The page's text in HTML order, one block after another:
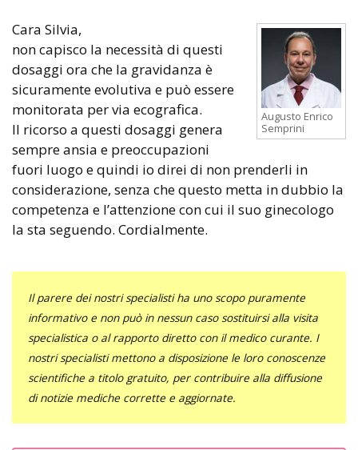
Augusto Enrico
Semprini
Cara Silvia,
non capisco la necessità di questi
dosaggi ora che la gravidanza è
sicuramente evolutiva e può essere
monitorata per via ecografica.
Il ricorso a questi dosaggi genera
sempre ansia e preoccupazioni
fuori luogo e quindi io direi di non prenderli in
considerazione, senza che questo metta in dubbio la
competenza e l’attenzione con cui il suo ginecologo
la sta seguendo. Cordialmente.
Il parere dei nostri specialisti ha uno scopo puramente
informativo e non può in nessun caso sostituirsi alla visita
specialistica o al rapporto diretto con il medico curante. I
nostri specialisti mettono a disposizione le loro conoscenze
scientifiche a titolo gratuito, per contribuire alla diffusione
di notizie mediche corrette e aggiornate.